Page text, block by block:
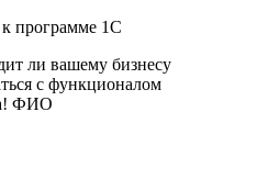
программе 1С
ли вашему бизнесу
с функционалом
ФИО